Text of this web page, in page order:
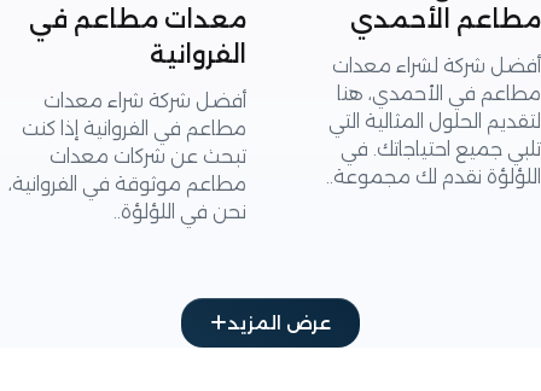
الأحمدي
شركة لشراء معدات
في الأحمدي، هنا
الحلول المثالية التي
جميع احتياجاتك. في
نقدم لك مجموعة..
معدات مطاعم في
الفروانية
أفضل شركة شراء معدات
مطاعم في الفروانية إذا كنت
تبحث عن شركات معدات
مطاعم موثوقة في الفروانية،
نحن في اللؤلؤة..
عرض المزيد